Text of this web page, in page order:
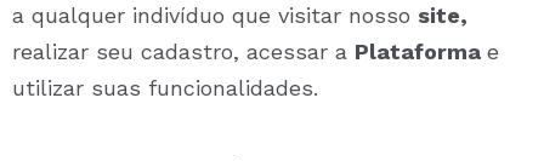
a qualquer indivíduo que visitar nosso site,
realizar seu cadastro, acessar a Plataforma e
utilizar suas funcionalidades.